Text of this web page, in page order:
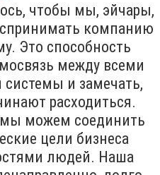
чтобы мы, эйчары,
компанию
Это способность
между всеми
и замечать,
расходиться.
можем соединить
цели бизнеса
людей. Наша